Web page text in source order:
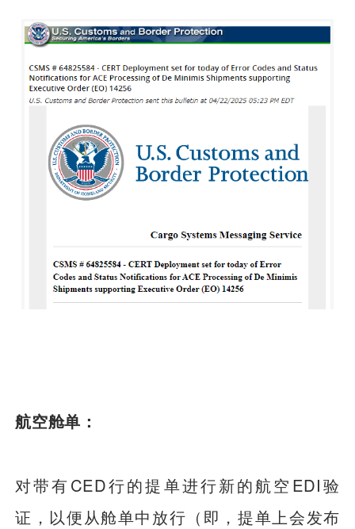
航空舱单：
对带有CED行的提单进行新的航空EDI验
证，以便从舱单中放行（即，提单上会发布